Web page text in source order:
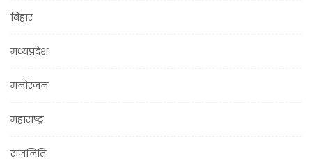
बिहार
मध्यप्रदेश
मनोरंजन
महाराष्ट्र
राजनिति